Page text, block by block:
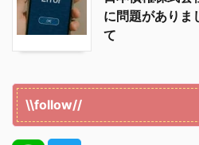
に問題がありま
て
\\follow//